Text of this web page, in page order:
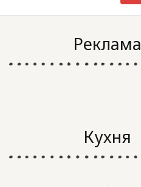
Реклама
Кухня